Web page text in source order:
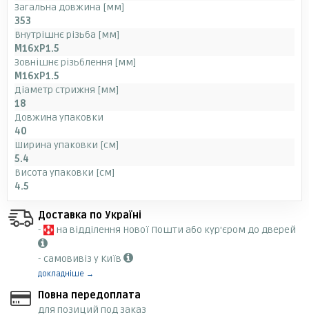
Загальна довжина [мм]
353
Внутрішнє різьба [мм]
M16xP1.5
Зовнішнє різьблення [мм]
M16xP1.5
Діаметр стрижня [мм]
18
Довжина упаковки
40
Ширина упаковки [см]
5.4
Висота упаковки [см]
4.5
Доставка по Україні
-
на відділення Нової Пошти або кур'єром до дверей
- самовивіз у Київ
докладніше →
Повна передоплата
для позиций под заказ